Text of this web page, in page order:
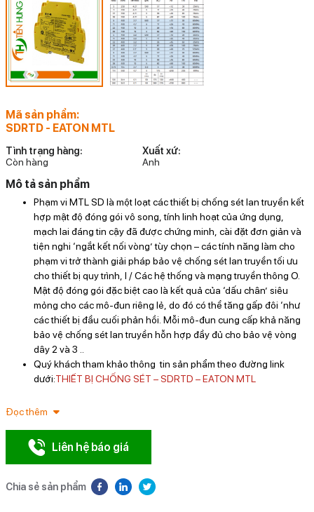
Mã sản phẩm:
SDRTD - EATON MTL
Tình trạng hàng:
Còn hàng
Xuất xứ:
Anh
Mô tả sản phẩm
Phạm vi MTL SD là một loạt các thiết bị chống sét lan truyền kết
hợp mật độ đóng gói vô song, tính linh hoạt của ứng dụng,
mạch lai đáng tin cậy đã được chứng minh, cài đặt đơn giản và
tiện nghi ‘ngắt kết nối vòng’ tùy chọn – các tính năng làm cho
phạm vi trở thành giải pháp bảo vệ chống sét lan truyền tối ưu
cho thiết bị quy trình, I / Các hệ thống và mạng truyền thông O.
Mật độ đóng gói đặc biệt cao là kết quả của ‘dấu chân’ siêu
mỏng cho các mô-đun riêng lẻ, do đó có thể tăng gấp đôi ‘như
các thiết bị đầu cuối phản hồi. Mỗi mô-đun cung cấp khả năng
bảo vệ chống sét lan truyền hỗn hợp đầy đủ cho bảo vệ vòng
dây 2 và 3 ..
Quý khách tham khảo thông tin sản phẩm theo đường link
dưới:THIẾT BỊ CHỐNG SÉT – SDRTD – EATON MTL
Đọc thêm
Liên hệ báo giá
Chia sẻ sản phẩm